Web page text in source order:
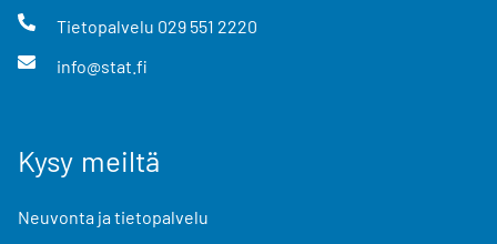
Tietopalvelu 029 551 2220
info@stat.fi
Kysy meiltä
Neuvonta ja tietopalvelu